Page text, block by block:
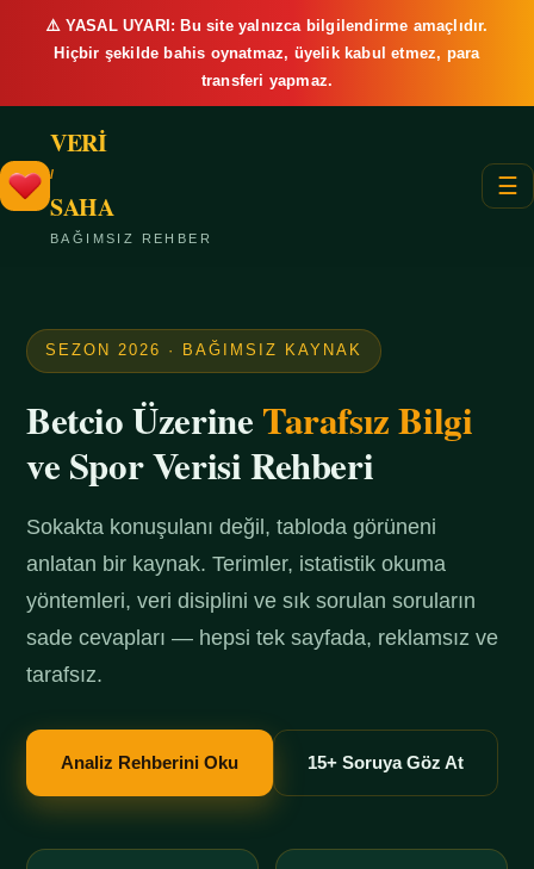
⚠️ YASAL UYARI: Bu site yalnızca bilgilendirme amaçlıdır.
Hiçbir şekilde bahis oynatmaz, üyelik kabul etmez, para
transferi yapmaz.
VERİ
/
SAHA
BAĞIMSIZ REHBER
☰
SEZON 2026 · BAĞIMSIZ KAYNAK
Betcio ÜzerineTarafsız Bilgi
ve Spor Verisi Rehberi
Sokakta konuşulanı değil, tabloda görüneni
anlatan bir kaynak. Terimler, istatistik okuma
yöntemleri, veri disiplini ve sık sorulan soruların
sade cevapları — hepsi tek sayfada, reklamsız ve
tarafsız.
Analiz Rehberini Oku 15+ Soruya Göz At